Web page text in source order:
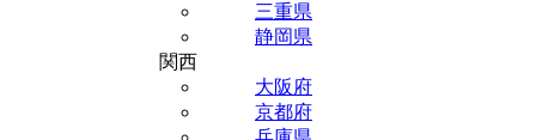
三重県
静岡県
関西
大阪府
京都府